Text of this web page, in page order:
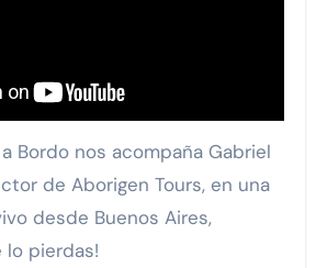
de Aborigen Tours, en una
desde Buenos Aires,
lo pierdas!